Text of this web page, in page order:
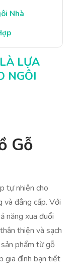
Nhà
LỰA
NGÔI
Gỗ
tự nhiên cho
và đẳng cấp. Với
năng xua đuổi
thiện và sạch
phẩm từ gỗ
gia đình bạn tiết